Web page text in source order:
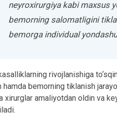
neyroxirurgiya kabi maxsus
bemorning salomatligini
bemorga individual
rivojlanishiga
hamda bemorning tiklanish
xirurglar amaliyotdan oldin va